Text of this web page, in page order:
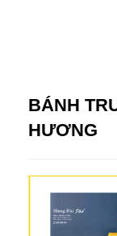
BÁNH
HƯƠNG